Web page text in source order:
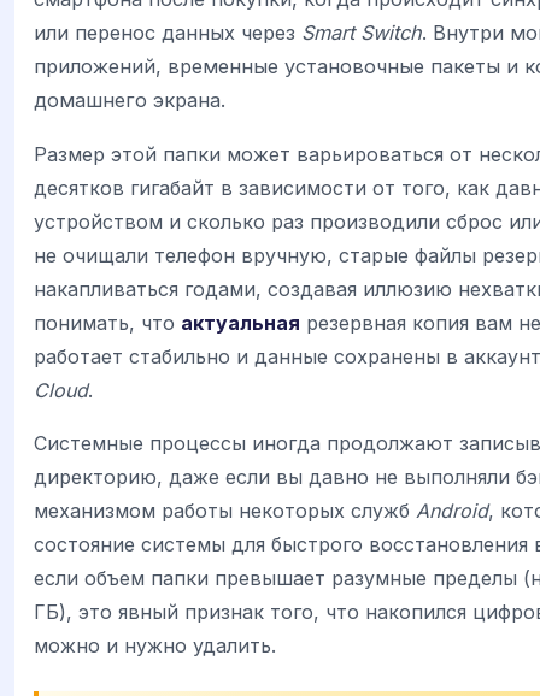
или перенос данных через Smart Switch. Внутри
приложений, временные установочные пакеты и
домашнего экрана.
Размер этой папки может варьироваться от
десятков гигабайт в зависимости от того, как
устройством и сколько раз производили сброс
не очищали телефон вручную, старые файлы
накапливаться годами, создавая иллюзию
понимать, что актуальная резервная копия вам
работает стабильно и данные сохранены в
Cloud.
Системные процессы иногда продолжают
директорию, даже если вы давно не выполняли
механизмом работы некоторых служб Android,
состояние системы для быстрого восстановления
если объем папки превышает разумные пределы
ГБ), это явный признак того, что накопился
можно и нужно удалить.